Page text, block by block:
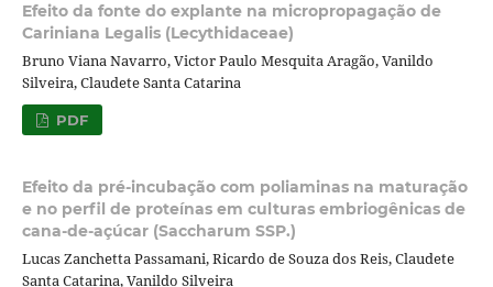
Efeito da fonte do explante na micropropagação de
Cariniana Legalis (Lecythidaceae)
Bruno Viana Navarro, Victor Paulo Mesquita Aragão, Vanildo
Silveira, Claudete Santa Catarina
PDF
Efeito da pré-incubação com poliaminas na maturação
e no perfil de proteínas em culturas embriogênicas de
cana-de-açúcar (Saccharum SSP.)
Lucas Zanchetta Passamani, Ricardo de Souza dos Reis, Claudete
Santa Catarina, Vanildo Silveira